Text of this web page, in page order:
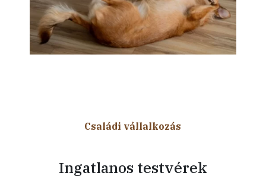
Családi vállalkozás
Ingatlanos testvérek